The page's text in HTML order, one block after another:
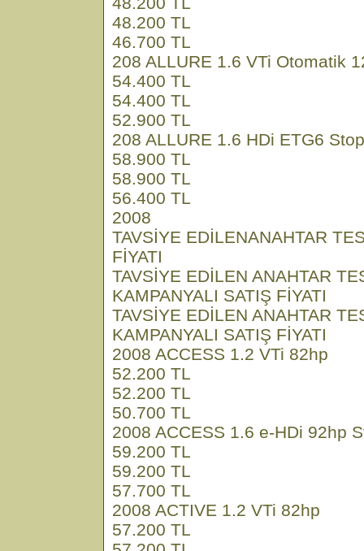
48.200 TL
46.700 TL
208 ALLURE 1.6 VTi Otomatik
54.400 TL
54.400 TL
52.900 TL
208 ALLURE 1.6 HDi ETG6
58.900 TL
58.900 TL
56.400 TL
2008
TAVSİYE EDİLENANAHTAR
FİYATI
TAVSİYE EDİLEN ANAHTAR
KAMPANYALI SATIŞ FİYATI
TAVSİYE EDİLEN ANAHTAR
KAMPANYALI SATIŞ FİYATI
2008 ACCESS 1.2 VTi 82hp
52.200 TL
52.200 TL
50.700 TL
2008 ACCESS 1.6 e-HDi 92hp
59.200 TL
59.200 TL
57.700 TL
2008 ACTIVE 1.2 VTi 82hp
57.200 TL